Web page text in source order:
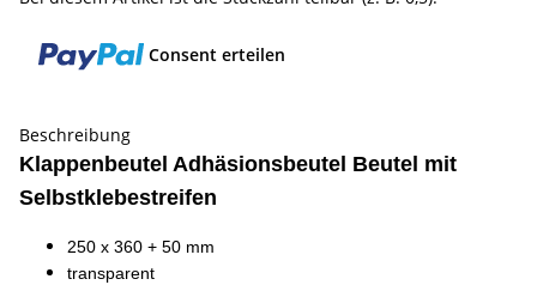
Consent erteilen
Beschreibung
Klappenbeutel Adhäsionsbeutel Beutel mit
Selbstklebestreifen
250 x 360 + 50 mm
transparent